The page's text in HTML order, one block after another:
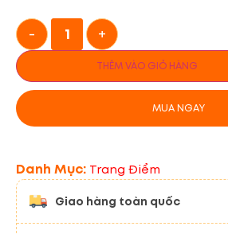
- +
THÊM VÀO GIỎ HÀNG
MUA NGAY
Danh Mục: Trang Điểm
Giao hàng toàn quốc